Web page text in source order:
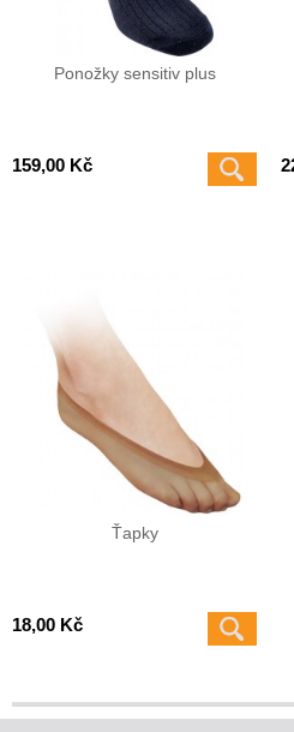
Ponožky sensitiv plus
159,00 Kč
Ťapky
18,00 Kč